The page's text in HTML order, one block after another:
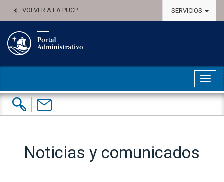
VOLVER A LA PUCP SERVICIOS
Buscar:
Contáctenos
Noticias y comunicados